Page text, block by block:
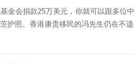
金会捐款25万美元，你就可以跟多位中
护照。香港康贵移民的冯先生仍在不遗
的移...